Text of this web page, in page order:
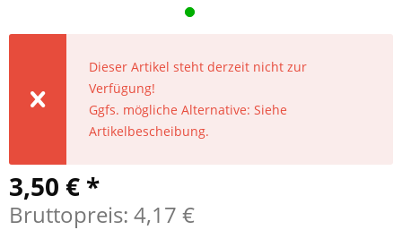
Dieser Artikel steht derzeit nicht zur
Verfügung!
Ggfs. mögliche Alternative: Siehe
Artikelbescheibung.
3,50 € *
Bruttopreis: 4,17 €